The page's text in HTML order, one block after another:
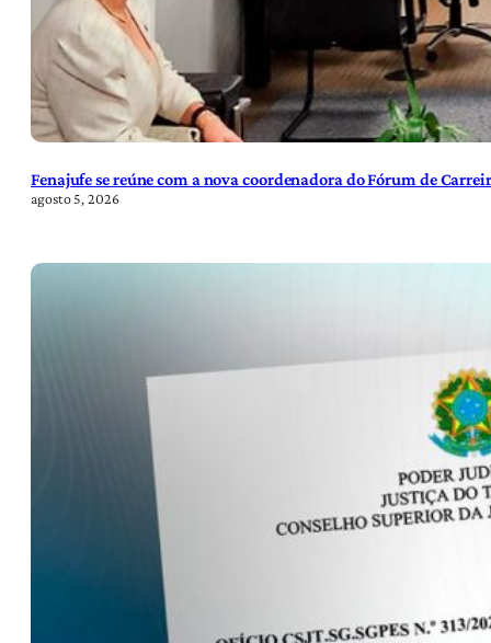
Fenajufe se reúne com a nova coordenadora do Fórum de
agosto 5, 2026